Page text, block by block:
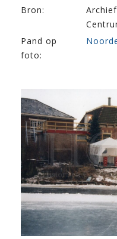
Bron:
Pand op
foto: